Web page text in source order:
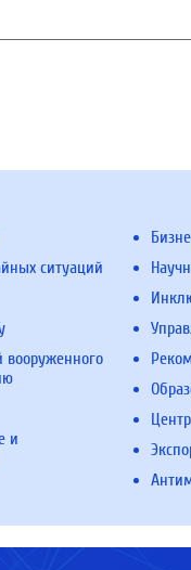
ситуаций
вооруженного
и